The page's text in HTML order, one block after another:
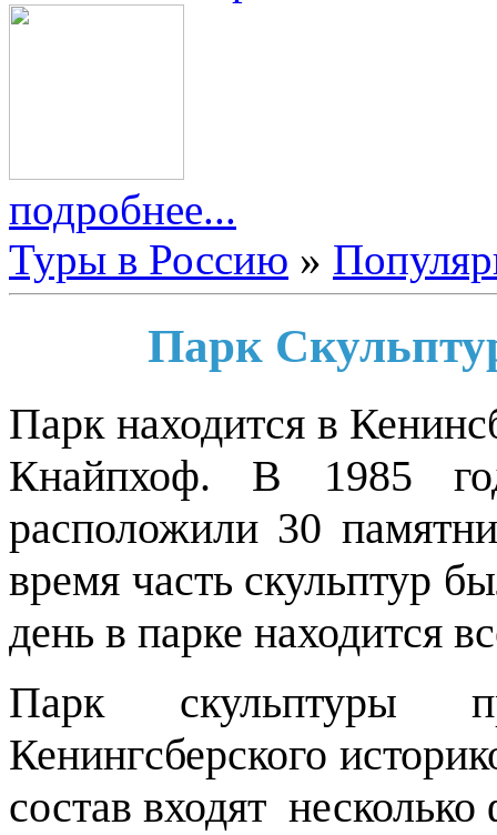
подробнее...
Туры в Россию »
Парк
Парк находится в
Кнайпхоф. В 1985
расположили 30
время часть скульптур
день в парке находится
Парк скульптуры
Кенингсберского
состав входят